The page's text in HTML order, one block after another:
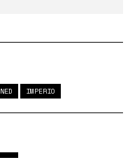
NED IMPERIO